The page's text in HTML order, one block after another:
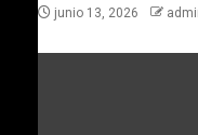
junio 13, 2026